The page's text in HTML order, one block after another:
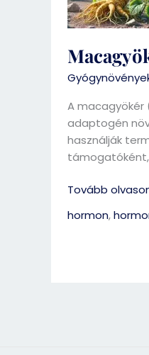
A macagyökér
adaptogén
használják
Tovább
hormon,